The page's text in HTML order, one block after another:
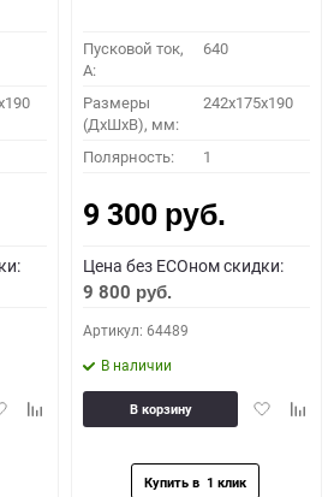
Добавить
Пусковой ток,
A:
640
Размеры
(ДхШхВ), мм:
242x175x190
Полярность: 1
9 300 руб.
Цена без ECOном скидки:
9 800 руб.
Артикул: 64489
В наличии
Добавить
В корзину